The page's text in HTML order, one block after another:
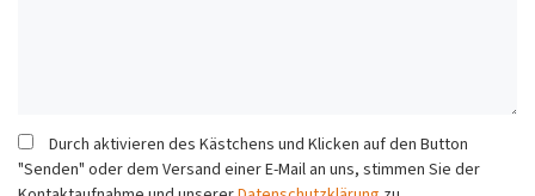
Durch aktivieren des Kästchens und Klicken auf den Button
"Senden" oder dem Versand einer E-Mail an uns, stimmen Sie der